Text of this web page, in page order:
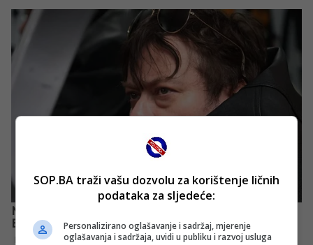
SOP.BA traži vašu dozvolu za korištenje ličnih
podataka za sljedeće:
Personalizirano oglašavanje i sadržaj, mjerenje
oglašavanja i sadržaja, uvidi u publiku i razvoj usluga